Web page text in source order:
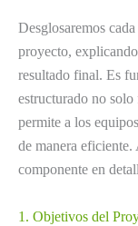
Desglosaremos
proyecto,
resultado final. Es
estructurado no
permite a los
de manera
componente en
1. Objetivos del